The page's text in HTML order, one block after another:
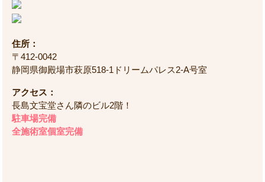
住所：
〒412-0042
静岡県御殿場市萩原518-1ドリームパレス2-A号室
アクセス：
長島文宝堂さん隣のビル2階！
駐車場完備
全施術室個室完備